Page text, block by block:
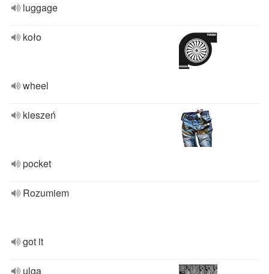
luggage
koło
wheel
kieszeń
pocket
Rozumiem
got it
ulga